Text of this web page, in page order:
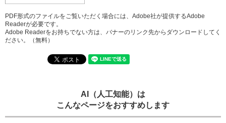
PDF形式のファイルをご覧いただく場合には、Adobe社が提供するAdobe
Readerが必要です。
Adobe Readerをお持ちでない方は、バナーのリンク先からダウンロードしてく
ださい。（無料）
AI（人工知能）は
こんなページをおすすめします